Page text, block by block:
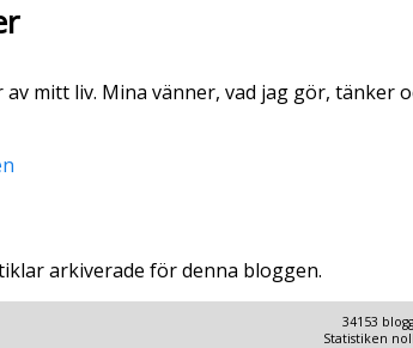
mitt liv. Mina vänner, vad jag gör, tänker
arkiverade för denna bloggen.
34153
Statistiken